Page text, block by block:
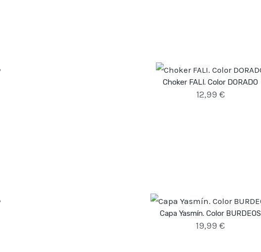
Choker FALI. Color DORADO
12,99 €
Capa Yasmín. Color BURDEOS
19,99 €